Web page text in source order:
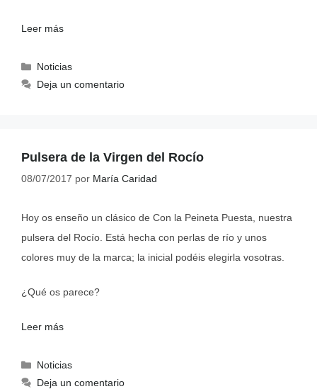
Leer más
Noticias
Deja un comentario
Pulsera de la Virgen del Rocío
08/07/2017 por María Caridad
Hoy os enseño un clásico de Con la Peineta Puesta, nuestra
pulsera del Rocío. Está hecha con perlas de río y unos
colores muy de la marca; la inicial podéis elegirla vosotras.
¿Qué os parece?
Leer más
Noticias
Deja un comentario